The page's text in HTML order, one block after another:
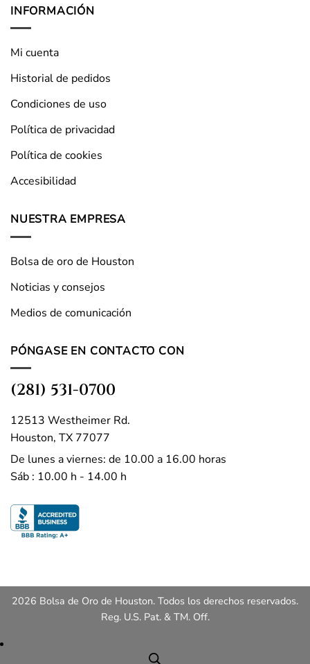
INFORMACIÓN
Mi cuenta
Historial de pedidos
Condiciones de uso
Política de privacidad
Política de cookies
Accesibilidad
NUESTRA EMPRESA
Bolsa de oro de Houston
Noticias y consejos
Medios de comunicación
PÓNGASE EN CONTACTO CON
(281) 531-0700
12513 Westheimer Rd.
Houston, TX 77077
De lunes a viernes: de 10.00 a 16.00 horas
Sáb : 10.00 h - 14.00 h
2026 Bolsa de Oro de Houston. Todos los derechos reservados.
Reg. U.S. Pat. & TM. Off.